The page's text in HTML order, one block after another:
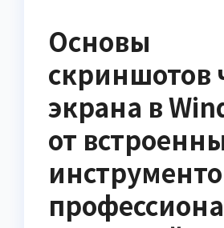
Основы
скриншотов
экрана в
от